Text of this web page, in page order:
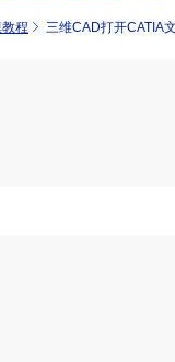
程 三维CAD打开CATIA